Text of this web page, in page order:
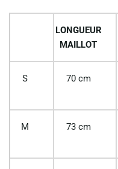
LONGUEUR
MAILLOT
S 70 cm
M 73 cm